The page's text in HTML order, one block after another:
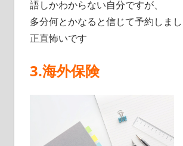
語しかわからない自分ですが、
多分何とかなると信じて予約しま
正直怖いです
3.海外保険